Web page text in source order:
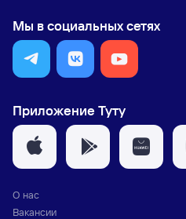
Мы в социальных сетях
Приложение Туту
О нас
Вакансии